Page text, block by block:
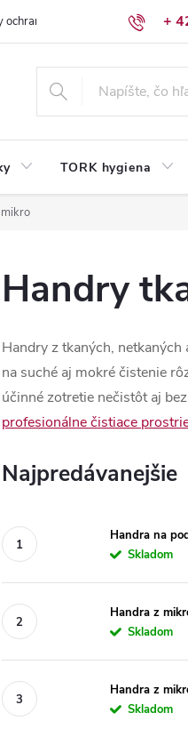
+
ochrany osobných údajov
TORK hygiena
Handry
Handry z tkaných,
na suché aj mokré čistenie
účinné zotretie nečistôt aj
profesionálne čistiace
Najpredávanejšie
Handra na
Skladom
Handra z
Skladom
Handra z
Skladom